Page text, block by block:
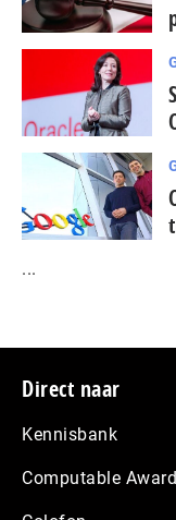
...
Footer
Direct naar
Kennisbank
Computable